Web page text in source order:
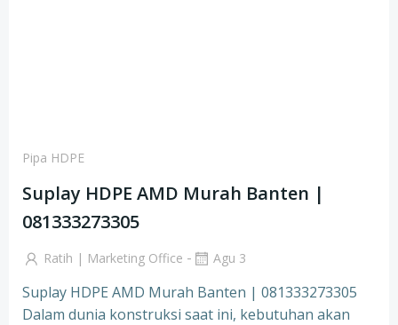
Pipa HDPE
Suplay HDPE AMD Murah Banten |
081333273305
Ratih | Marketing Office - Agu 3
Suplay HDPE AMD Murah Banten | 081333273305
Dalam dunia konstruksi saat ini, kebutuhan akan